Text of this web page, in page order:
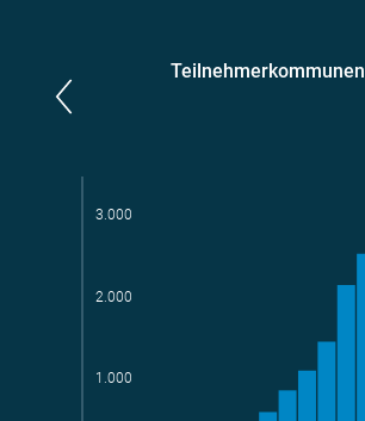
Teilnehmerkommunen
1.000
2.000
3.000